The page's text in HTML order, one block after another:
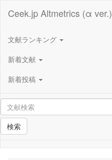
Ceek.jp Altmetrics (α ver.)
文献ランキング
新着文献
新着投稿
検索